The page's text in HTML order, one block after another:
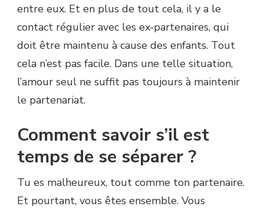
entre eux. Et en plus de tout cela, il y a le
contact régulier avec les ex-partenaires, qui
doit être maintenu à cause des enfants. Tout
cela n’est pas facile. Dans une telle situation,
l’amour seul ne suffit pas toujours à maintenir
le partenariat.
Comment savoir s’il est
temps de se séparer ?
Tu es malheureux, tout comme ton partenaire.
Et pourtant, vous êtes ensemble. Vous